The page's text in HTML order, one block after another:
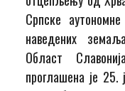
Српске
наведених
Област
проглашена је 25.